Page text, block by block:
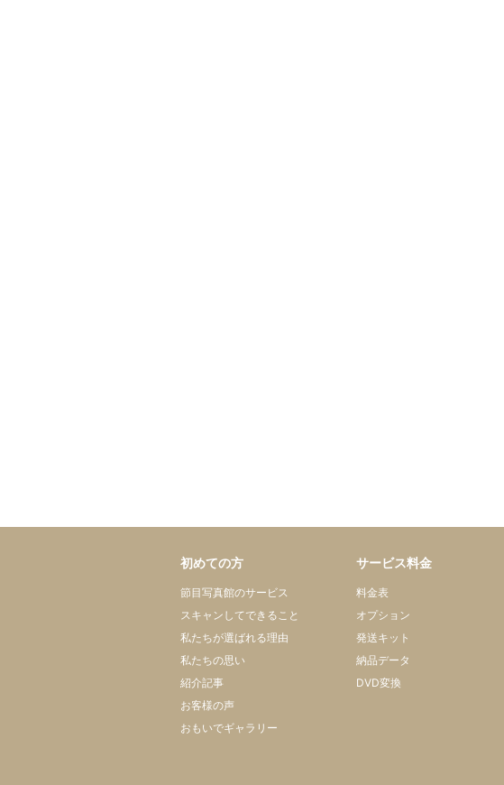
初めての方
節目写真館のサービス
スキャンしてできること
私たちが選ばれる理由
私たちの思い
紹介記事
お客様の声
おもいでギャラリー
サービス料金
料金表
オプション
発送キット
納品データ
DVD変換